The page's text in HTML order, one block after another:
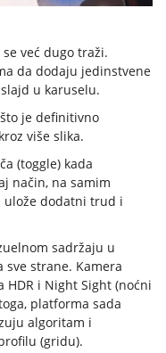
već dugo traži.
da dodaju jedinstvene
u karuselu.
je definitivno
više slika.
(toggle) kada
način, na samim
ulože dodatni trud i
sadržaju u
strane. Kamera
i Night Sight (noćni
platforma sada
algoritam i
(gridu).